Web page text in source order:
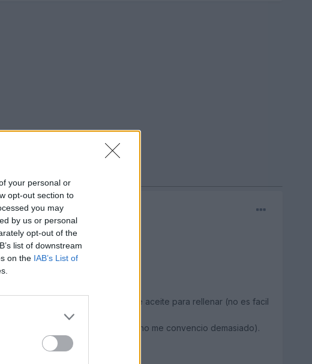
your personal or
opt-out section to
you may
by us or personal
opt-out of the
list of downstream
on the IAB’s List of
que tienes que levar un litro de aceite para rellenar (no es facil
la casa para dar una solución (no me convencio demasiado).